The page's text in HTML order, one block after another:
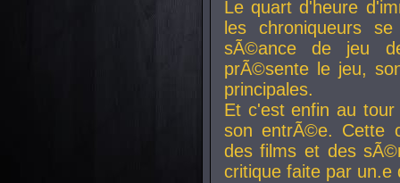
Le quart d'heure
les chroniqueurs
sÃ©ance de jeu
prÃ©sente le jeu,
principales.
Et c'est enfin au
son entrÃ©e. Cette
des films et des
critique faite par